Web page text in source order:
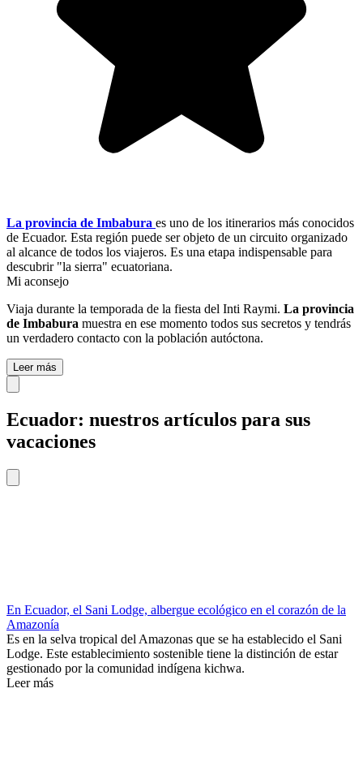
La provincia de Imbabura es uno de los itinerarios más conocidos
de Ecuador. Esta región puede ser objeto de un circuito organizado
al alcance de todos los viajeros. Es una etapa indispensable para
descubrir "la sierra" ecuatoriana.
Mi aconsejo
Viaja durante la temporada de la fiesta del Inti Raymi. La provincia
de Imbabura muestra en ese momento todos sus secretos y tendrás
un verdadero contacto con la población autóctona.
Leer más
Ecuador: nuestros artículos para sus
vacaciones
En Ecuador, el Sani Lodge, albergue ecológico en el corazón de la
Amazonía
Es en la selva tropical del Amazonas que se ha establecido el Sani
Lodge. Este establecimiento sostenible tiene la distinción de estar
gestionado por la comunidad indígena kichwa.
Leer más